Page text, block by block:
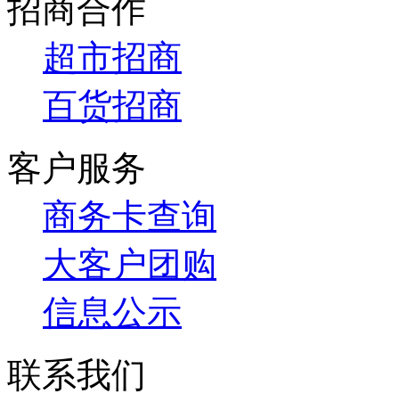
招商合作
超市招商
百货招商
客户服务
商务卡查询
大客户团购
信息公示
联系我们